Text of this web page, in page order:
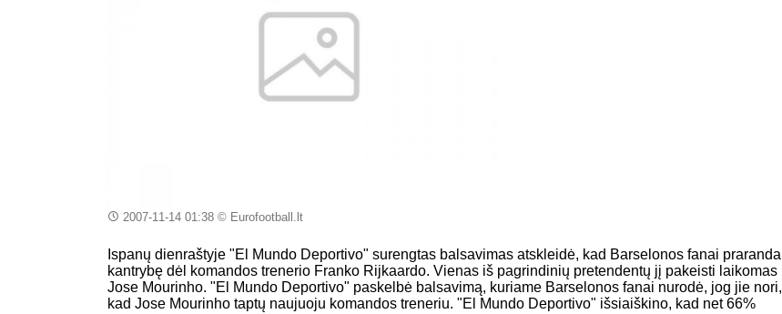
2007-11-14 01:38© Eurofootball.lt
Ispanų dienraštyje "El Mundo Deportivo" surengtas balsavimas atskleidė, kad Barselonos fanai praranda
kantrybę dėl komandos trenerio Franko Rijkaardo. Vienas iš pagrindinių pretendentų jį pakeisti laikomas
Jose Mourinho. "El Mundo Deportivo" paskelbė balsavimą, kuriame Barselonos fanai nurodė, jog jie nori,
kad Jose Mourinho taptų naujuoju komandos treneriu. "El Mundo Deportivo" išsiaiškino, kad net 66%